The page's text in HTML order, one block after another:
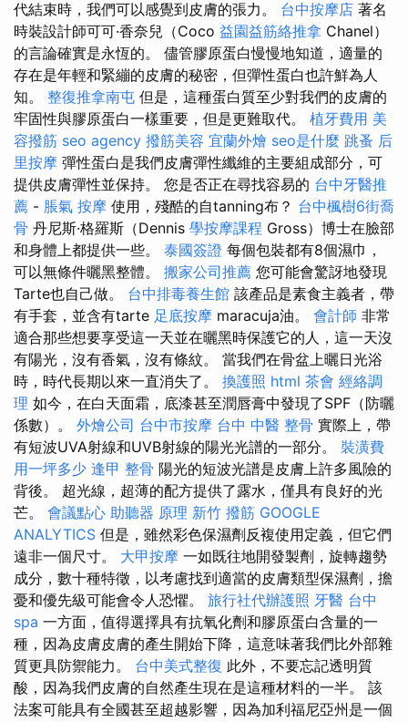
代結束時，我們可以感覺到皮膚的張力。 台中按摩店 著名
時裝設計師可可·香奈兒（Coco 益園益筋絡推拿 Chanel）
的言論確實是永恆的。 儘管膠原蛋白慢慢地知道，適量的
存在是年輕和緊繃的皮膚的秘密，但彈性蛋白也許鮮為人
知。 整復推拿南屯 但是，這種蛋白質至少對我們的皮膚的
牢固性與膠原蛋白一樣重要，但是更難取代。 植牙費用 美
容撥筋 seo agency 撥筋美容 宜蘭外燴 seo是什麼 跳蚤 后
里按摩 彈性蛋白是我們皮膚彈性纖維的主要組成部分，可
提供皮膚彈性並保持。 您是否正在尋找容易的 台中牙醫推
薦 - 脹氣 按摩 使用，殘酷的自tanning布？ 台中楓樹6街喬
骨 丹尼斯·格羅斯（Dennis 學按摩課程 Gross）博士在臉部
和身體上都提供一些。 泰國簽證 每個包裝都有8個濕巾，
可以無條件曬黑整體。 搬家公司推薦 您可能會驚訝地發現
Tarte也自己做。 台中排毒養生館 該產品是素食主義者，帶
有手套，並含有tarte 足底按摩 maracuja油。 會計師 非常
適合那些想要享受這一天並在曬黑時保護它的人，這一天沒
有陽光，沒有香氣，沒有條紋。 當我們在骨盆上曬日光浴
時，時代長期以來一直消失了。 換護照 html 茶會 經絡調
理 如今，在白天面霜，底漆甚至潤唇膏中發現了SPF（防曬
係數）。 外燴公司 台中市按摩 台中 中醫 整骨 實際上，帶
有短波UVA射線和UVB射線的陽光光譜的一部分。 裝潢費
用一坪多少 逢甲 整骨 陽光的短波光譜是皮膚上許多風險的
背後。 超光線，超薄的配方提供了露水，僅具有良好的光
芒。 會議點心 助聽器 原理 新竹 撥筋 GOOGLE
ANALYTICS 但是，雖然彩色保濕劑反複使用定義，但它們
遠非一個尺寸。 大甲按摩 一如既往地開發製劑，旋轉趨勢
成分，數十種特徵，以考慮找到適當的皮膚類型保濕劑，擔
憂和優先級可能會令人恐懼。 旅行社代辦護照 牙醫 台中
spa 一方面，值得選擇具有抗氧化劑和膠原蛋白含量的一
種，因為皮膚皮膚的產生開始下降，這意味著我們比外部雜
質更具防禦能力。 台中美式整復 此外，不要忘記透明質
酸，因為我們皮膚的自然產生現在是這種材料的一半。 該
法案可能具有全國甚至超越影響，因為加利福尼亞州是一個